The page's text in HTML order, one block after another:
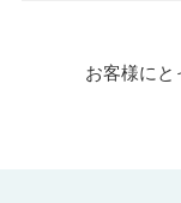
お客様にと